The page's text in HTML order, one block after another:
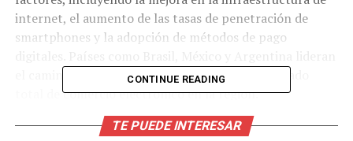
internet, el aumento de las tasas de penetración de
smartphones y la adopción de métodos de pago
el camino, representando más del 70% del mercado
total de comercio electrónico en la región.
Factores Impulsores del
CONTINUE READING
TE PUEDE INTERESAR